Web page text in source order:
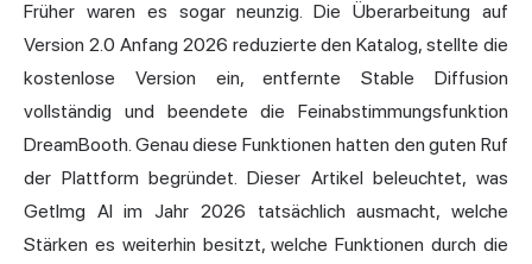
Früher waren es sogar neunzig. Die Überarbeitung auf
Version 2.0 Anfang 2026 reduzierte den Katalog, stellte die
kostenlose Version ein, entfernte Stable Diffusion
vollständig und beendete die Feinabstimmungsfunktion
DreamBooth. Genau diese Funktionen hatten den guten Ruf
der Plattform begründet. Dieser Artikel beleuchtet, was
GetImg AI im Jahr 2026 tatsächlich ausmacht, welche
Stärken es weiterhin besitzt, welche Funktionen durch die